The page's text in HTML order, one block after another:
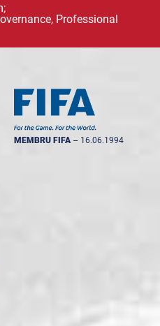
Professional
MEMBRU FIFA -- 16.06.1994